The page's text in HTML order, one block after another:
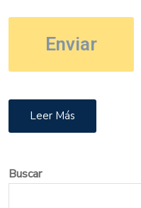
Leer Más
Buscar